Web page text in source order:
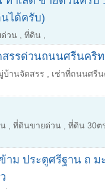
ได้ครับ)
วน ที่ดิน
รรด่วนถนนศรีนคริท
บ้านจัดสรร
เช่าที่ถนนศรี
ที่ดินขายด่วน
ที่ดิน 30ต
ม ประตูศรีฐาน ถ ม